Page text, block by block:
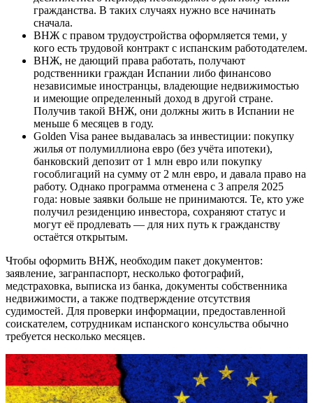
гражданства. В таких случаях нужно все начинать
сначала.
ВНЖ с правом трудоустройства оформляется теми, у
кого есть трудовой контракт с испанским работодателем.
ВНЖ, не дающий права работать, получают
родственники граждан Испании либо финансово
независимые иностранцы, владеющие недвижимостью
и имеющие определенный доход в другой стране.
Получив такой ВНЖ, они должны жить в Испании не
меньше 6 месяцев в году.
Golden Visa ранее выдавалась за инвестиции: покупку
жилья от полумиллиона евро (без учёта ипотеки),
банковский депозит от 1 млн евро или покупку
гособлигаций на сумму от 2 млн евро, и давала право на
работу. Однако программа отменена с 3 апреля 2025
года: новые заявки больше не принимаются. Те, кто уже
получил резиденцию инвестора, сохраняют статус и
могут её продлевать — для них путь к гражданству
остаётся открытым.
Чтобы оформить ВНЖ, необходим пакет документов:
заявление, загранпаспорт, несколько фотографий,
медстраховка, выписка из банка, документы собственника
недвижимости, а также подтверждение отсутствия
судимостей. Для проверки информации, предоставленной
соискателем, сотрудникам испанского консульства обычно
требуется несколько месяцев.